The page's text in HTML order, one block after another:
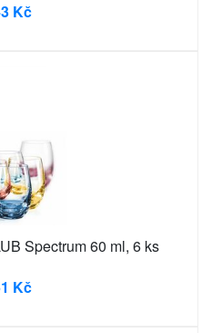
Kč
Spectrum 60 ml, 6 ks
Kč